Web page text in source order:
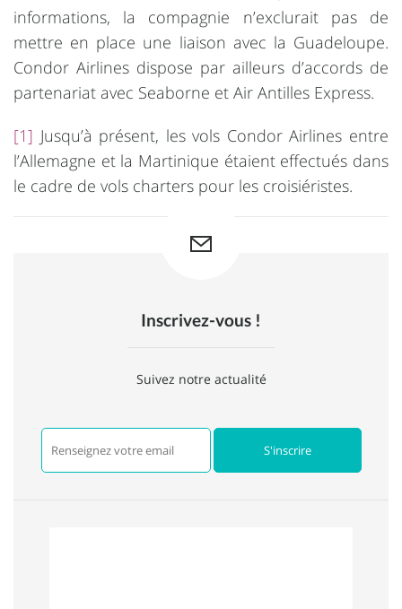
informations, la compagnie n’exclurait pas de
mettre en place une liaison avec la Guadeloupe.
Condor Airlines dispose par ailleurs d’accords de
partenariat avec Seaborne et Air Antilles Express.
[1] Jusqu’à présent, les vols Condor Airlines entre
l’Allemagne et la Martinique étaient effectués dans
le cadre de vols charters pour les croisiéristes.
Inscrivez-vous !
Suivez notre actualité